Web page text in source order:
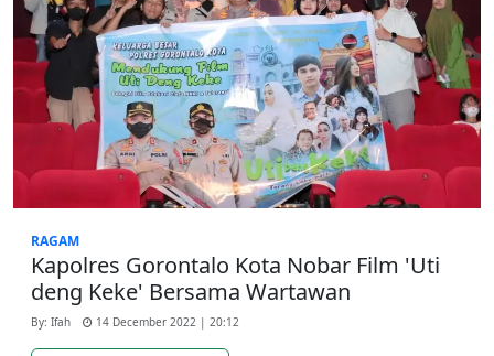
RAGAM
Kapolres Gorontalo Kota Nobar Film 'Uti
deng Keke' Bersama Wartawan
By: Ifah 14 December 2022 | 20:12